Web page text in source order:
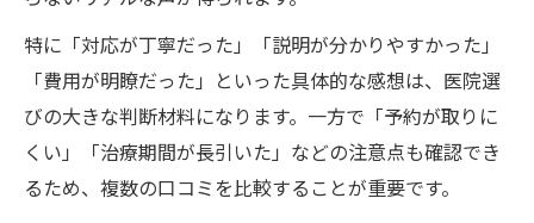
特に「対応が丁寧だった」「説明が分かりやすかった」
「費用が明瞭だった」といった具体的な感想は、医院選
びの大きな判断材料になります。一方で「予約が取りに
くい」「治療期間が長引いた」などの注意点も確認でき
るため、複数の口コミを比較することが重要です。